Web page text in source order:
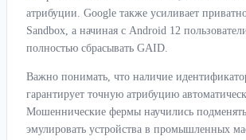
атрибуции. Google также усиливает
Sandbox, а начиная с Android 12
полностью сбрасывать GAID.
Важно понимать, что наличие
гарантирует точную атрибуцию
Мошеннические фермы научились
эмулировать устройства в промышленных